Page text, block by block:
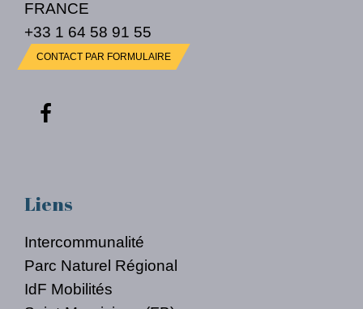
FRANCE
+33 1 64 58 91 55
CONTACT PAR FORMULAIRE
Liens
Intercommunalité
Parc Naturel Régional
IdF Mobilités